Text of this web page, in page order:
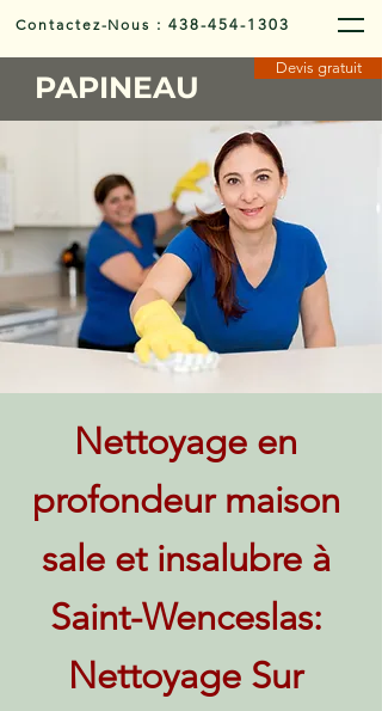
Contactez-Nous :438-454-1303
PAPINEAU
Devis gratuit
Nettoyage en
profondeur maison
sale et insalubre à
Saint-Wenceslas:
Nettoyage Sur